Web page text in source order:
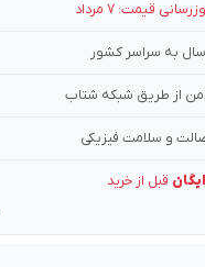
قیمت: 7 مرداد
به سراسر کشور
از طریق شبکه شتاب
و سلامت فیزیکی
قبل از خرید